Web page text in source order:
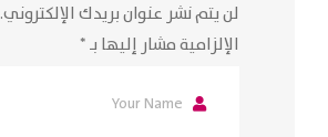
لن يتم نشر عنوان بريدك الإلكتروني.
الإلزامية مشار إليها بـ*